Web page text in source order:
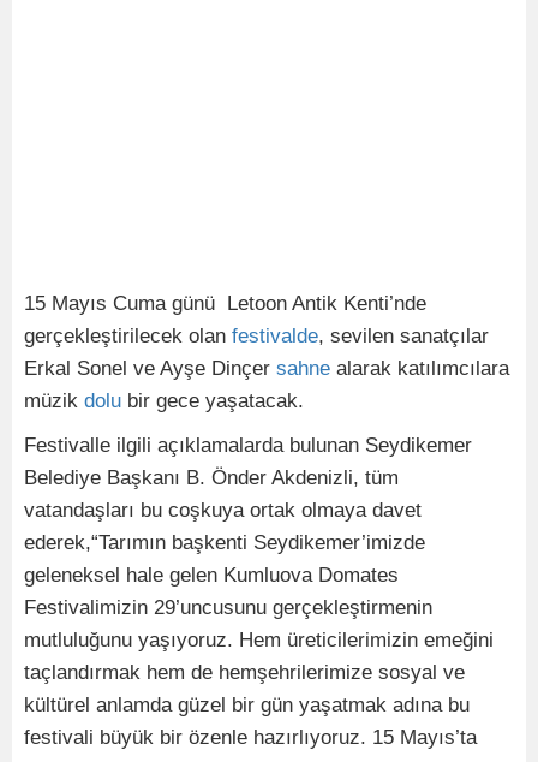
15 Mayıs Cuma günü Letoon Antik Kenti’nde
gerçekleştirilecek olan festivalde, sevilen sanatçılar
Erkal Sonel ve Ayşe Dinçer sahne alarak katılımcılara
müzik dolu bir gece yaşatacak.
Festivalle ilgili açıklamalarda bulunan Seydikemer
Belediye Başkanı B. Önder Akdenizli, tüm
vatandaşları bu coşkuya ortak olmaya davet
ederek,“Tarımın başkenti Seydikemer’imizde
geleneksel hale gelen Kumluova Domates
Festivalimizin 29’uncusunu gerçekleştirmenin
mutluluğunu yaşıyoruz. Hem üreticilerimizin emeğini
taçlandırmak hem de hemşehrilerimize sosyal ve
kültürel anlamda güzel bir gün yaşatmak adına bu
festivali büyük bir özenle hazırlıyoruz. 15 Mayıs’ta